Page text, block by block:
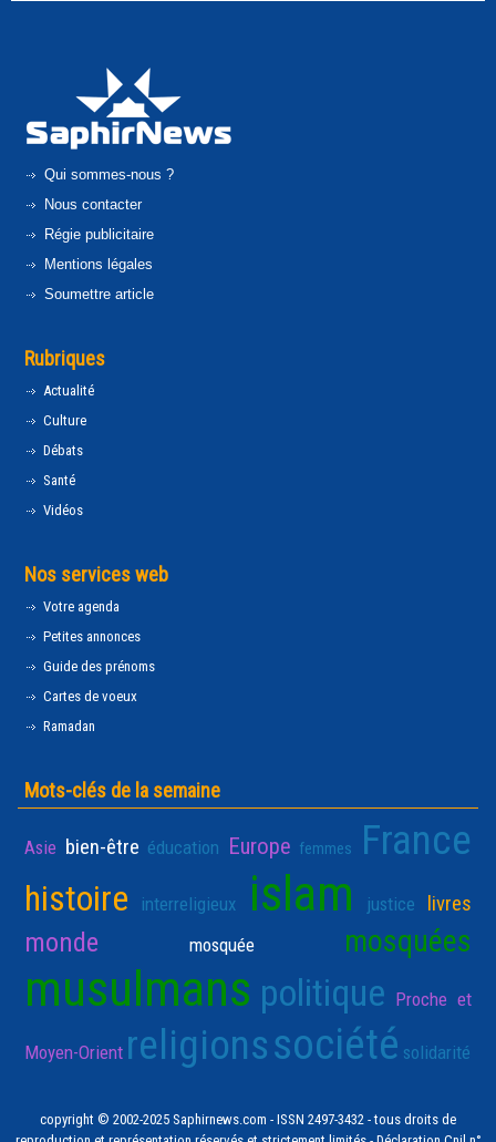
Qui sommes-nous ?
Nous contacter
Régie publicitaire
Mentions légales
Soumettre article
Rubriques
Actualité
Culture
Débats
Santé
Vidéos
Nos services web
Votre agenda
Petites annonces
Guide des prénoms
Cartes de voeux
Ramadan
Mots-clés de la semaine
Asie bien-être éducation Europe femmes France
histoire interreligieux islam justice livres
monde mosquée mosquées
musulmans politique Proche et
Moyen-Orient religionssociété solidarité
copyright © 2002-2025 Saphirnews.com - ISSN 2497-3432 - tous droits de